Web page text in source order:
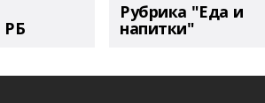
РБ
Рубрика "Еда и
напитки"